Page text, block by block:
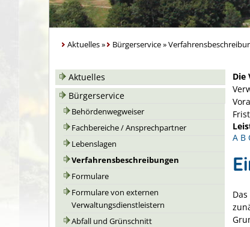
Aktuelles» Bürgerservice»
Aktuelles
Bürgerservice
Behördenwegweiser
Fachbereiche / Ansprechpartner
Lebenslagen
Verfahrensbeschreibungen
Formulare
Formulare von externen
Verwaltungsdienstleistern
Abfall und Grünschnitt
Die
A B